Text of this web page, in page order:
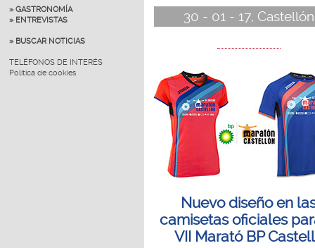
» GASTRONOMÍA
» ENTREVISTAS
» BUSCAR NOTICIAS
TELÉFONOS DE INTERÉS
Política de cookies
30 - 01 - 17, Castellón
Nuevo diseño en
camisetas oficiales
VII Marató BP